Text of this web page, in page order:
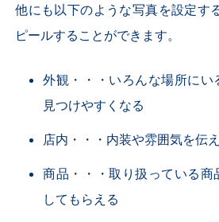
他にも以下のような写真を設定す
ピールすることができます。
外観・・・いろんな場所にい
見つけやすくなる
店内・・・内装や雰囲気を伝
商品・・・取り扱っている
してもらえる